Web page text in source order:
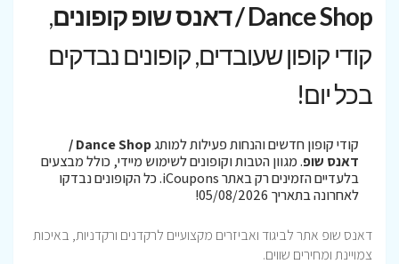
Dance Shop / דאנס שופ קופונים
,
קודי קופון שעובדים, קופונים נבדקים
בכל יום!
קודי קופון חדשים והנחות פעילות למותג
Dance Shop /
דאנס שופ. מגוון הטבות וקופונים לשימוש מיידי, כולל מבצעים
בלעדיים הזמינים רק באתר iCoupons. כל הקופונים נבדקו
לאחרונה בתאריך 05/08/2026!
דאנס שופ אתר לביגוד ואביזרים מקצועיים לרקדנים ורקדניות, באיכות
צמויינת ומחירים שווים.